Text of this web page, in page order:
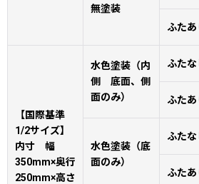
無塗装
ふたあ
【国際基準
1/2サイズ】
内寸 幅
350mm×奥行
250mm×高さ
水色塗装（内
側 底面、側
面のみ）
ふたな
ふたあ
水色塗装（底
面のみ）
ふたな
ふたあ